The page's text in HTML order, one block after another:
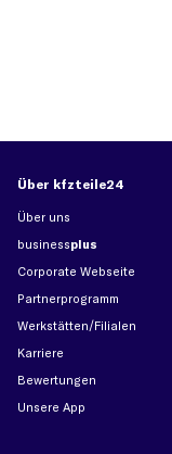
Über kfzteile24
Über uns
businessplus
Corporate Webseite
Partnerprogramm
Werkstätten/Filialen
Karriere
Bewertungen
Unsere App